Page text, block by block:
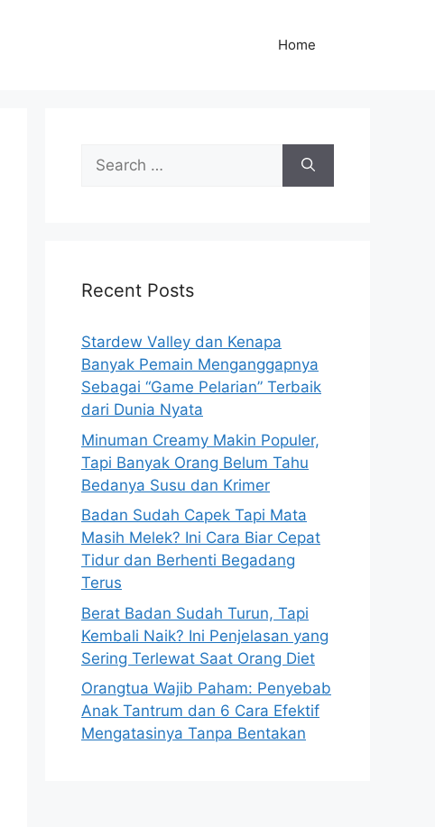
Home
f
r
:
Recent Posts
Stardew Valley dan Kenapa
Banyak Pemain Menganggapnya
Sebagai “Game Pelarian” Terbaik
dari Dunia Nyata
Minuman Creamy Makin Populer,
Tapi Banyak Orang Belum Tahu
Bedanya Susu dan Krimer
Badan Sudah Capek Tapi Mata
Masih Melek? Ini Cara Biar Cepat
Tidur dan Berhenti Begadang
Terus
Berat Badan Sudah Turun, Tapi
Kembali Naik? Ini Penjelasan yang
Sering Terlewat Saat Orang Diet
Orangtua Wajib Paham: Penyebab
Anak Tantrum dan 6 Cara Efektif
Mengatasinya Tanpa Bentakan